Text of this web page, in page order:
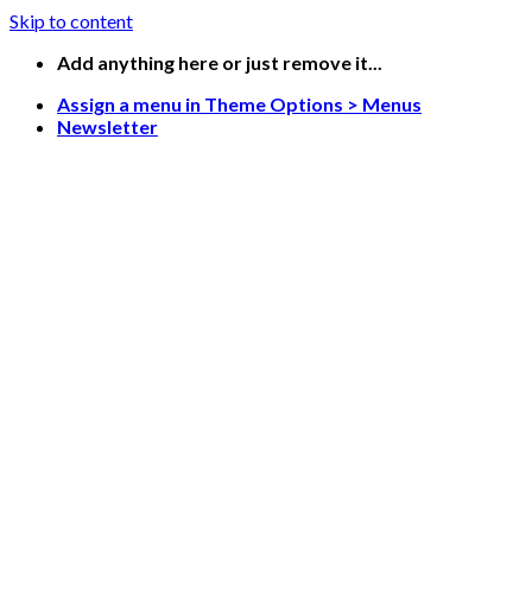
Skip to content
Add anything here or just remove it...
Assign a menu in Theme Options > Menus
Newsletter